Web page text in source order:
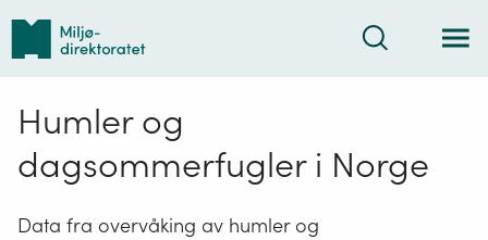
Tilbake
forsiden
Søk
Humler og
dagsommerfugler i Norge
Data fra overvåking av humler og